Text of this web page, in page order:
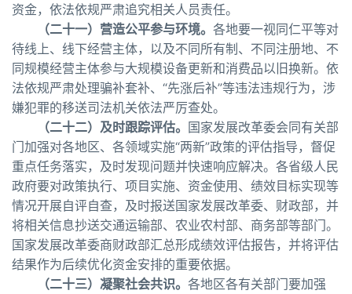
资金，依法依规严肃追究相关人员责任。
（二十一）营造公平参与环境。 各地要一视同仁平等对
待线上、线下经营主体，以及不同所有制、不同注册地、不
同规模经营主体参与大规模设备更新和消费品以旧换新。依
法依规严肃处理骗补套补、“先涨后补”等违法违规行为，涉
嫌犯罪的移送司法机关依法严厉查处。
（二十二）及时跟踪评估。 国家发展改革委会同有关部
门加强对各地区、各领域实施“两新”政策的评估指导，督促
重点任务落实，及时发现问题并快速响应解决。各省级人民
政府要对政策执行、项目实施、资金使用、绩效目标实现等
情况开展自评自查，及时报送国家发展改革委、财政部，并
将相关信息抄送交通运输部、农业农村部、商务部等部门。
国家发展改革委商财政部汇总形成绩效评估报告，并将评估
结果作为后续优化资金安排的重要依据。
（二十三）凝聚社会共识。 各地区各有关部门要加强